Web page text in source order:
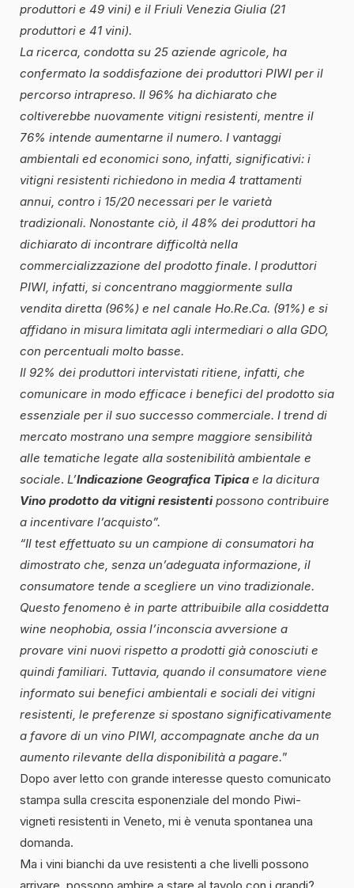
produttori e 49 vini) e il Friuli Venezia Giulia (21
produttori e 41 vini).
La ricerca, condotta su 25 aziende agricole, ha
confermato la soddisfazione dei produttori PIWI per il
percorso intrapreso. Il 96% ha dichiarato che
coltiverebbe nuovamente vitigni resistenti, mentre il
76% intende aumentarne il numero. I vantaggi
ambientali ed economici sono, infatti, significativi: i
vitigni resistenti richiedono in media 4 trattamenti
annui, contro i 15/20 necessari per le varietà
tradizionali. Nonostante ciò, il 48% dei produttori ha
dichiarato di incontrare difficoltà nella
commercializzazione del prodotto finale. I produttori
PIWI, infatti, si concentrano maggiormente sulla
vendita diretta (96%) e nel canale Ho.Re.Ca. (91%) e si
affidano in misura limitata agli intermediari o alla GDO,
con percentuali molto basse.
Il 92% dei produttori intervistati ritiene, infatti, che
comunicare in modo efficace i benefici del prodotto sia
essenziale per il suo successo commerciale. I trend di
mercato mostrano una sempre maggiore sensibilità
alle tematiche legate alla sostenibilità ambientale e
sociale. L’Indicazione Geografica Tipica e la dicitura
Vino prodotto da vitigni resistentipossono contribuire
a incentivare l’acquisto”.
“Il test effettuato su un campione di consumatori ha
dimostrato che, senza un’adeguata informazione, il
consumatore tende a scegliere un vino tradizionale.
Questo fenomeno è in parte attribuibile alla cosiddetta
wine neophobia, ossia l’inconscia avversione a
provare vini nuovi rispetto a prodotti già conosciuti e
quindi familiari. Tuttavia, quando il consumatore viene
informato sui benefici ambientali e sociali dei vitigni
resistenti, le preferenze si spostano significativamente
a favore di un vino PIWI, accompagnate anche da un
aumento rilevante della disponibilità a pagare.”
Dopo aver letto con grande interesse questo comunicato
stampa sulla crescita esponenziale del mondo Piwi-
vigneti resistenti in Veneto, mi è venuta spontanea una
domanda.
Ma i vini bianchi da uve resistenti a che livelli possono